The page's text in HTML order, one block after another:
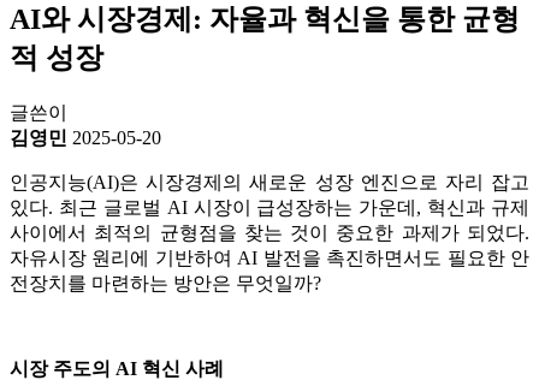
AI와 시장경제: 자율과 혁신을 통한 균형
적 성장
글쓴이
김영민 2025-05-20
인공지능(AI)은 시장경제의 새로운 성장 엔진으로 자리 잡고
있다. 최근 글로벌 AI 시장이 급성장하는 가운데, 혁신과 규제
사이에서 최적의 균형점을 찾는 것이 중요한 과제가 되었다.
자유시장 원리에 기반하여 AI 발전을 촉진하면서도 필요한 안
전장치를 마련하는 방안은 무엇일까?
시장 주도의 AI 혁신 사례